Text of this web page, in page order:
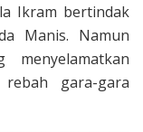
Ikram bertindak
Manis. Namun
gara-gara